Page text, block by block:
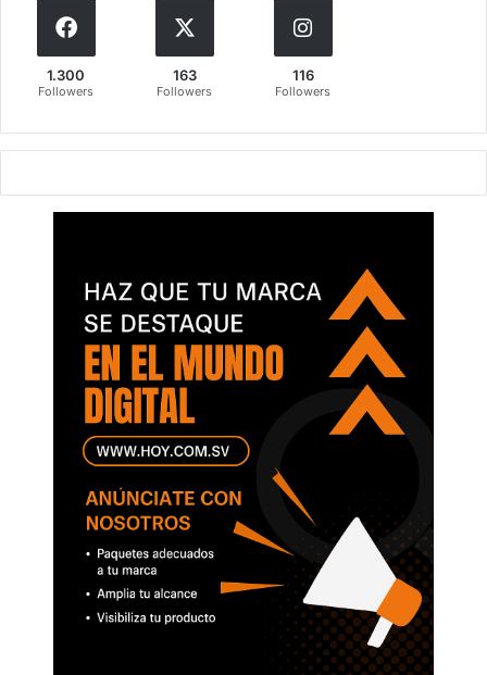
1.300
Followers
163
Followers
116
Followers